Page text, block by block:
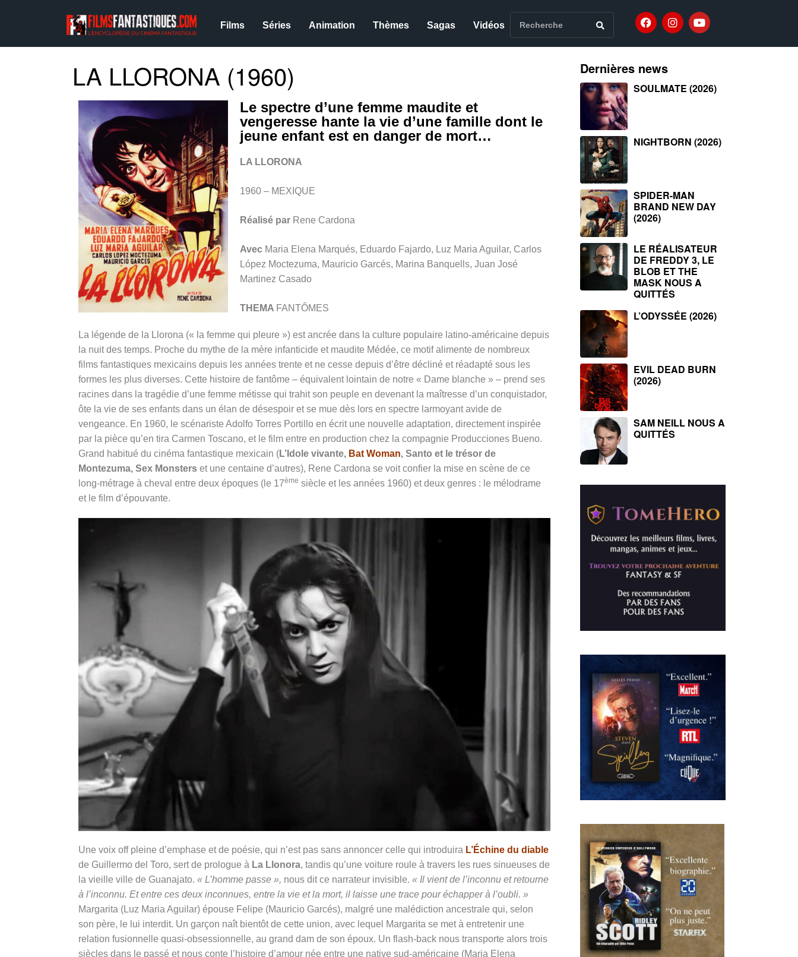
Films Séries Animation Thèmes Sagas Vidéos
LA LLORONA (1960)
Le spectre d’une femme maudite et
vengeresse hante la vie d’une famille dont le
jeune enfant est en danger de mort…
LA LLORONA
1960 – MEXIQUE
Réalisé par Rene Cardona
Avec Maria Elena Marqués, Eduardo Fajardo, Luz Maria Aguilar, Carlos
López Moctezuma, Mauricio Garcés, Marina Banquells, Juan José
Martinez Casado
THEMA FANTÔMES
La légende de la Llorona (« la femme qui pleure ») est ancrée dans la culture populaire latino-américaine depuis
la nuit des temps. Proche du mythe de la mère infanticide et maudite Médée, ce motif alimente de nombreux
films fantastiques mexicains depuis les années trente et ne cesse depuis d’être décliné et réadapté sous les
formes les plus diverses. Cette histoire de fantôme – équivalent lointain de notre « Dame blanche » – prend ses
racines dans la tragédie d’une femme métisse qui trahit son peuple en devenant la maîtresse d’un conquistador,
ôte la vie de ses enfants dans un élan de désespoir et se mue dès lors en spectre larmoyant avide de
vengeance. En 1960, le scénariste Adolfo Torres Portillo en écrit une nouvelle adaptation, directement inspirée
par la pièce qu’en tira Carmen Toscano, et le film entre en production chez la compagnie Producciones Bueno.
Grand habitué du cinéma fantastique mexicain (L’Idole vivante, Bat Woman, Santo et le trésor de
Montezuma, Sex Monsters et une centaine d’autres), Rene Cardona se voit confier la mise en scène de ce
long-métrage à cheval entre deux époques (le 17ème siècle et les années 1960) et deux genres : le mélodrame
et le film d’épouvante.
Une voix off pleine d’emphase et de poésie, qui n’est pas sans annoncer celle qui introduira L’Échine du diable
de Guillermo del Toro, sert de prologue à La Llonora, tandis qu’une voiture roule à travers les rues sinueuses de
la vieille ville de Guanajato. « L’homme passe », nous dit ce narrateur invisible. « Il vient de l’inconnu et retourne
à l’inconnu. Et entre ces deux inconnues, entre la vie et la mort, il laisse une trace pour échapper à l’oubli. »
Margarita (Luz Maria Aguilar) épouse Felipe (Mauricio Garcés), malgré une malédiction ancestrale qui, selon
son père, le lui interdit. Un garçon naît bientôt de cette union, avec lequel Margarita se met à entretenir une
relation fusionnelle quasi-obsessionnelle, au grand dam de son époux. Un flash-back nous transporte alors trois
siècles dans le passé et nous conte l’histoire d’amour née entre une native sud-américaine (Maria Elena
Dernières news
SOULMATE (2026)
NIGHTBORN (2026)
SPIDER-MAN
BRAND NEW DAY
(2026)
LE RÉALISATEUR
DE FREDDY 3, LE
BLOB ET THE
MASK NOUS A
QUITTÉS
L’ODYSSÉE (2026)
EVIL DEAD BURN
(2026)
SAM NEILL NOUS A
QUITTÉS